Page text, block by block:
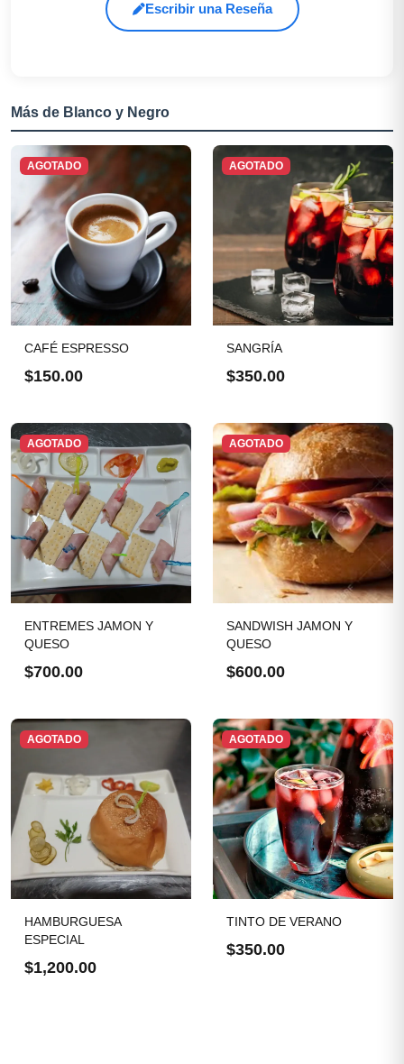
Escribir una Reseña
Más de Blanco y Negro
AGOTADO
CAFÉ ESPRESSO
$150.00
AGOTADO
SANGRÍA
$350.00
AGOTADO
ENTREMES JAMON Y
QUESO
$700.00
AGOTADO
SANDWISH JAMON Y
QUESO
$600.00
AGOTADO
HAMBURGUESA
ESPECIAL
$1,200.00
AGOTADO
TINTO DE VERANO
$350.00